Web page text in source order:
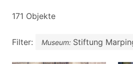
171 Objekte
Filter: Museum: Stiftung